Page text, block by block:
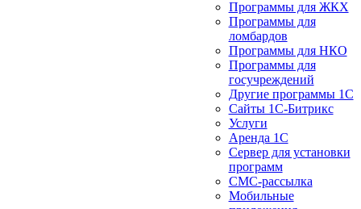
Программы для ЖКХ
Программы для
ломбардов
Программы для НКО
Программы для
госучреждений
Другие программы 1С
Сайты 1С-Битрикс
Услуги
Аренда 1С
Сервер для установки
программ
СМС-рассылка
Мобильные